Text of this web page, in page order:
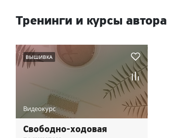
Тренинги и курсы автора
ВЫШИВКА
Видеокурс
Свободно-ходовая